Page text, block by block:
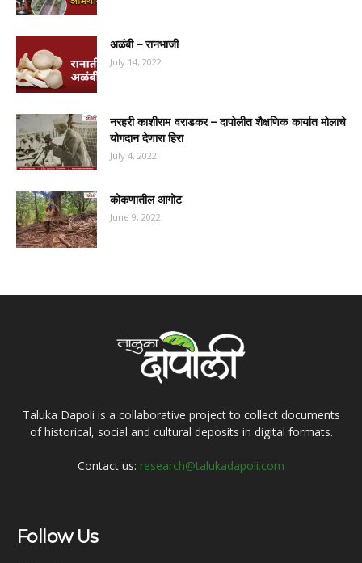
अळंबी – रानभाजी
July 14, 2022
नरहरी काशीराम वराडकर – दापोलीत शैक्षणिक कार्यात मोलाचे
योगदान देणारा हिरा
July 4, 2022
कोकणातील आगोट
June 9, 2022
Taluka Dapoli is a collaborative project to collect documents
of historical, social and cultural deposits in digital formats.
Contact us: research@talukadapoli.com
Follow Us